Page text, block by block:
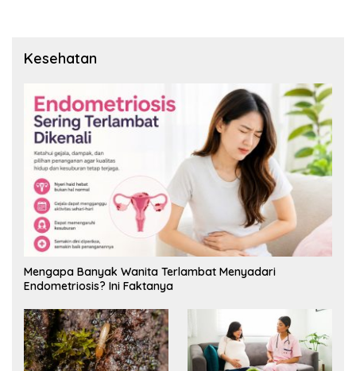
Kesehatan
Mengapa Banyak Wanita Terlambat Menyadari
Endometriosis? Ini Faktanya